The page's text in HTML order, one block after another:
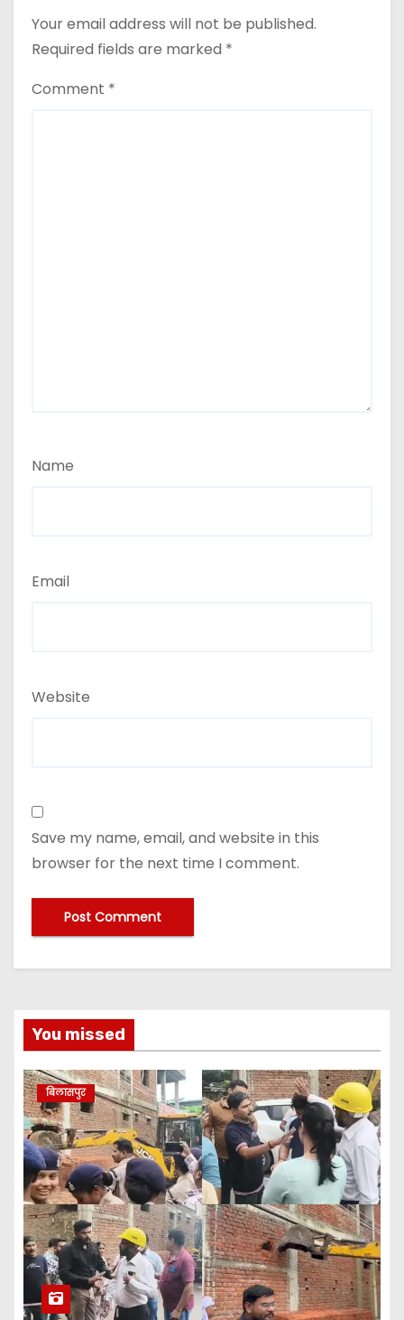
Your email address will not be published.
Required fields are marked *
Comment *
Name
Email
Website
Save my name, email, and website in this
browser for the next time I comment.
You missed
बिलासपुर